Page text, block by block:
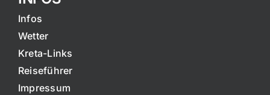
Infos
Wetter
Kreta-Links
Reiseführer
Impressum